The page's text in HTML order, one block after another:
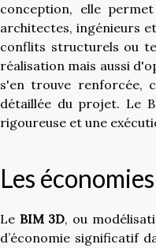
conception, elle
architectes, ingénieurs
conflits structurels ou
réalisation mais aussi
s'en trouve renforcée,
détaillée du projet. Le
rigoureuse et une
Les
Le BIM 3D, ou
d’économie significatif